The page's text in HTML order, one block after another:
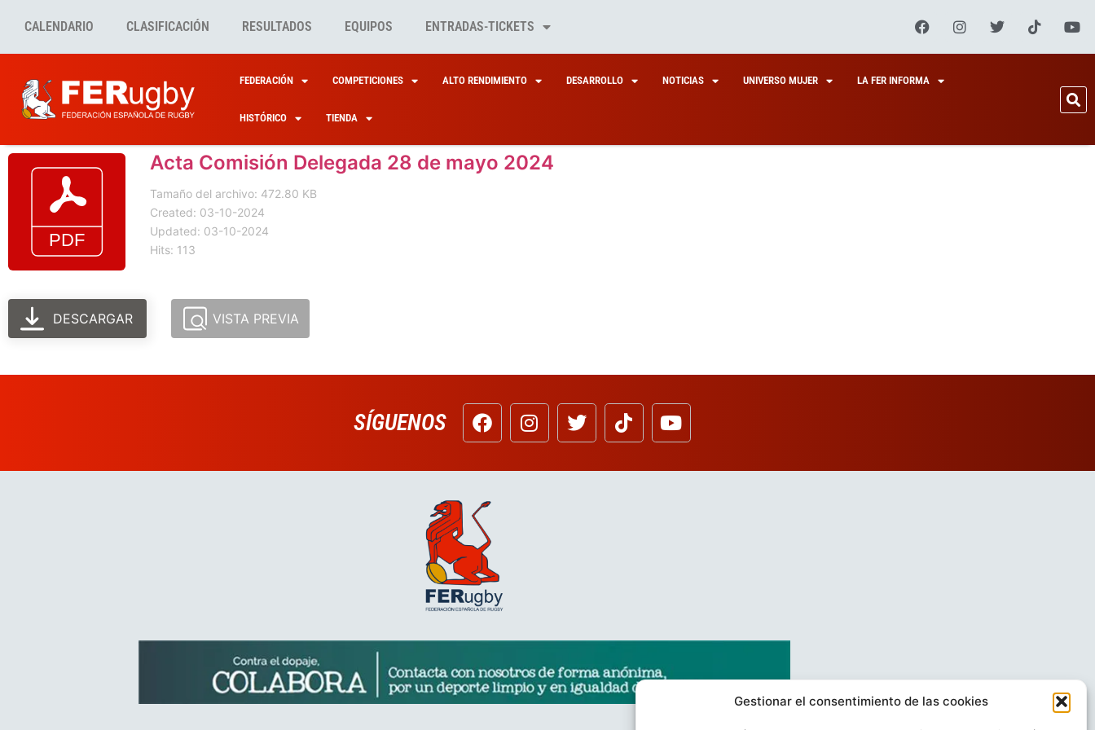
Gestionar el consentimiento de las cookies
CALENDARIO CLASIFICACIÓN RESULTADOS EQUIPOS ENTRADAS-TICKETS
FEDERACIÓN COMPETICIONES ALTO RENDIMIENTO DESARROLLO NOTICIAS UNIVERSO MUJER LA FER INFORMA
HISTÓRICO TIENDA
Acta Comisión Delegada 28 de mayo 2024
Tamaño del archivo: 472.80 KB
Created: 03-10-2024
Updated: 03-10-2024
Hits: 113
DESCARGAR VISTA PREVIA
SÍGUENOS